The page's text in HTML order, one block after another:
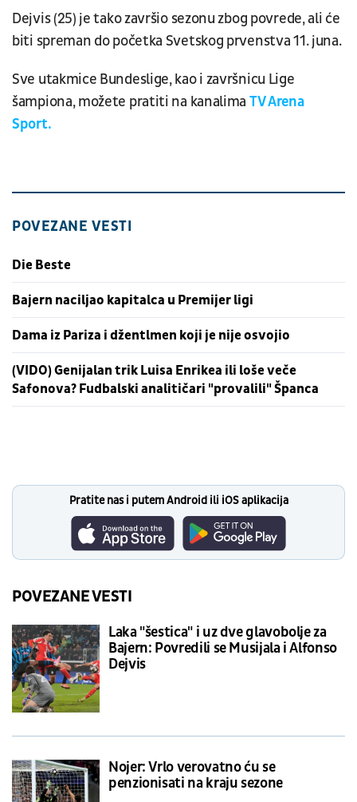
Dejvis (25) je tako završio sezonu zbog povrede, ali će
biti spreman do početka Svetskog prvenstva 11. juna.
Sve utakmice Bundeslige, kao i završnicu Lige
šampiona, možete pratiti na kanalima TV Arena
Sport.
POVEZANE VESTI
Die Beste
Bajern naciljao kapitalca u Premijer ligi
Dama iz Pariza i džentlmen koji je nije osvojio
(VIDO) Genijalan trik Luisa Enrikea ili loše veče
Safonova? Fudbalski analitičari "provalili" Španca
Pratite nas i putem Android ili iOS aplikacija
POVEZANE VESTI
Laka "šestica" i uz dve glavobolje za
Bajern: Povredili se Musijala i Alfonso
Dejvis
Nojer: Vrlo verovatno ću se
penzionisati na kraju sezone